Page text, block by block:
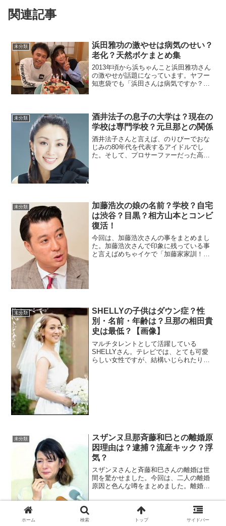
関連記事
未分類
浜田雅功の激やせは病気のせい？
老化？天然ボケまとめ集
2013年頃から浜ちゃんこと浜田雅功さん
の激やせが話題になっています。ヤフー
知恵袋でも「浜田さんは病気ですか？」
過去に病気でガキ...
未分類
酒井法子の息子の大学は？現在の
学校は専門学校？元旦那との関係
酒井法子さんと言えば、のりぴーでおな
じみの80年代を代表するアイドルでし
た。そして、プロサーファーだった高相
未分類
加藤浩次の娘の名前？学校？自宅
は渋谷？目黒？相方山本とコンビ
復活！
今回は、加藤浩次さんの事をまとめまし
た。加藤浩次さんで印象に残っている事
と言えばめちゃイケで「加藤家家訓！」
未分類
SHELLYの子供はダウン症？性
別・名前・年齢は？旦那の相田貴
史は最低？【画像】
マルチタレントとして活躍している
SHELLYさん。テレビでは、とても可愛
らしい女性ですが、結構いじられたり。
未分類
スザンヌ旦那斉藤和巳との離婚原
因理由は？逮捕？流産キック？浮
気？
スザンヌさんと斉藤和巳さんの離婚は世
間を驚かせました。今回は、二人の離婚
原因と色んな噂をまとめました。離婚原
月1日。離婚したのが2015年3月17日。斉
藤氏からの別れを言い渡されてから約3年
ホーム 検索 トップ サイドバー